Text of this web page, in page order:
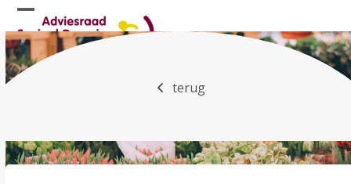
Skip
to
content
Open
mobile
menu
Close
mobile
menu
terug